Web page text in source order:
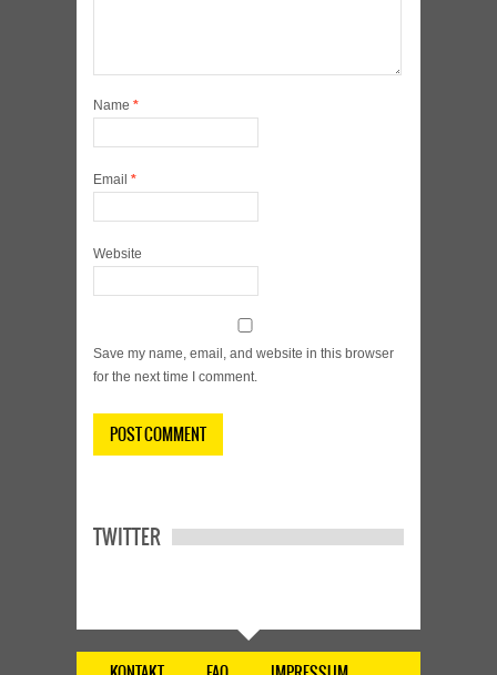
Name *
Email *
Website
Save my name, email, and website in this browser
for the next time I comment.
TWITTER